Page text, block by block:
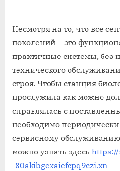
Несмотря на то, что все
поколений – это
практичные системы, без
технического
строя. Чтобы станция
прослужила как можно
справлялась с
необходимо периодически
сервисному
можно узнать здесь
-80akibgexaiefcpq9czi.xn--